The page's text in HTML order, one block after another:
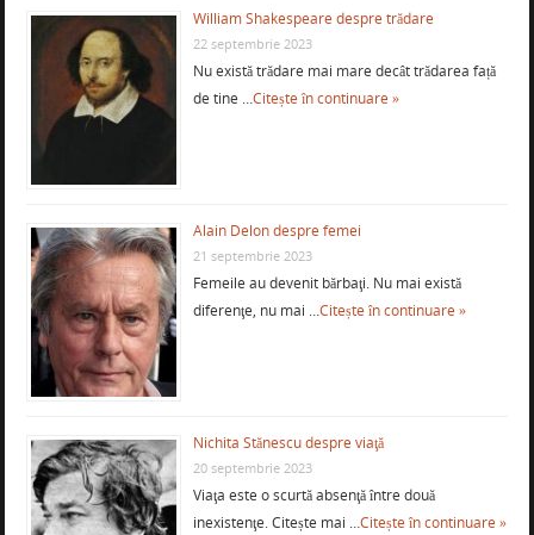
William Shakespeare despre trădare
22 septembrie 2023
Nu există trădare mai mare decât trădarea față
de tine …Citește în continuare »
Alain Delon despre femei
21 septembrie 2023
Femeile au devenit bărbaţi. Nu mai există
diferenţe, nu mai …Citește în continuare »
Nichita Stănescu despre viaţă
20 septembrie 2023
Viaţa este o scurtă absenţă între două
inexistenţe. Citește mai …Citește în continuare »